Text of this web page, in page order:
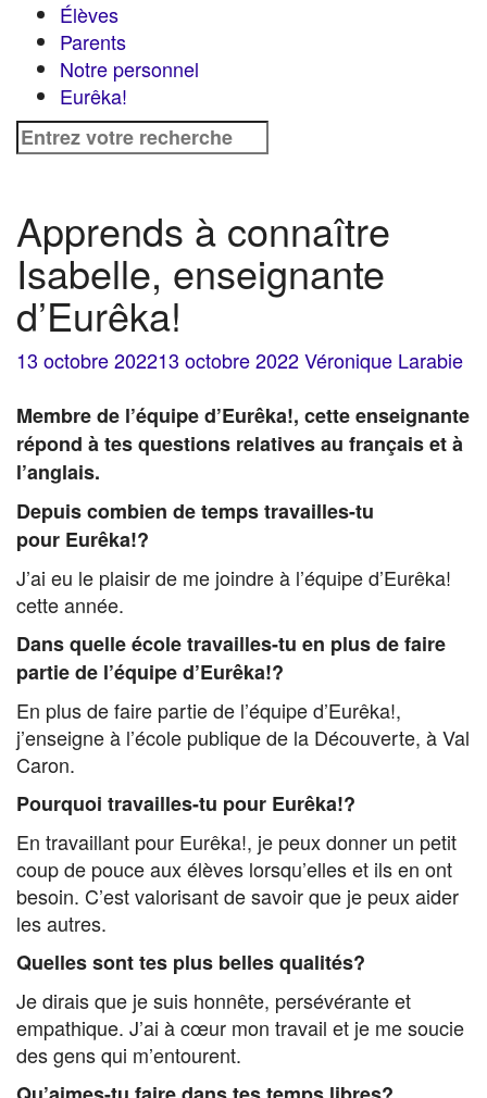
Élèves
Parents
Notre personnel
Eurêka!
Recherche
pour
Apprends à connaître
Isabelle, enseignante
d’Eurêka!
13 octobre 202213 octobre 2022Véronique Larabie
Membre de l’équipe d’Eurêka!, cette enseignante
répond à tes questions relatives au français et à
l’anglais.
Depuis combien de temps travailles-tu
pour Eurêka!?
J’ai eu le plaisir de me joindre à l’équipe d’Eurêka!
cette année.
Dans quelle école travailles-tu en plus de faire
partie de l’équipe d’Eurêka!?
En plus de faire partie de l’équipe d’Eurêka!,
j’enseigne à l’école publique de la Découverte, à Val
Caron.
Pourquoi travailles-tu pour Eurêka!?
En travaillant pour Eurêka!, je peux donner un petit
coup de pouce aux élèves lorsqu’elles et ils en ont
besoin. C’est valorisant de savoir que je peux aider
les autres.
Quelles sont tes plus belles qualités?
Je dirais que je suis honnête, persévérante et
empathique. J’ai à cœur mon travail et je me soucie
des gens qui m’entourent.